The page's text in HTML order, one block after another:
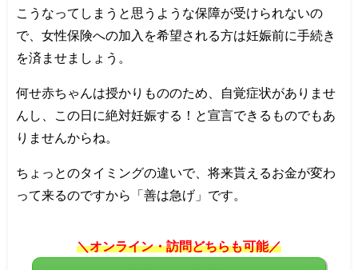
こうなってしまうと思うような保障が受けられないの
で、女性保険への加入を希望される方は妊娠前に手続き
を済ませましょう。
何せ赤ちゃんは授かりもののため、自覚症状がありませ
んし、この日に絶対妊娠する！と宣言できるものでもあ
りませんからね。
ちょっとのタイミングの違いで、将来貰えるお金が変わ
って来るのですから「善は急げ」です。
＼オンライン・訪問どちらも可能／